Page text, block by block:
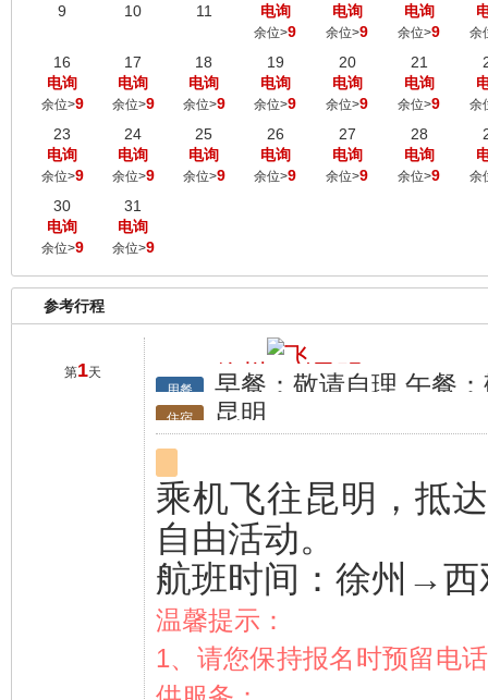
9 10 11
电询
余位>9
电询
余位>9
电询
余位>9 余
16
电询
余位>9
17
电询
余位>9
18
电询
余位>9
19
电询
余位>9
20
电询
余位>9
21
电询
余位>9 余
23
电询
余位>9
24
电询
余位>9
25
电询
余位>9
26
电询
余位>9
27
电询
余位>9
28
电询
余位>9 余
30
电询
余位>9
31
电询
余位>9
参考行程
第1天 行程 徐州 昆明
用餐 早餐：敬请自理 午餐
住宿 昆明
乘机飞往昆明，抵
自由活动。
航班时间：徐州→
温馨提示：
1、请您保持报名时预留电